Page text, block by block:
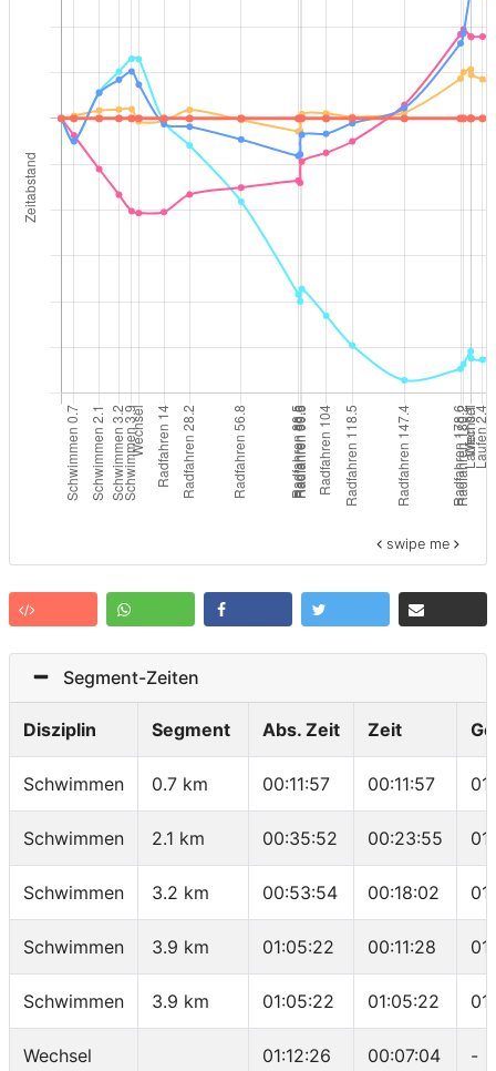
swipe me
Segment-Zeiten
Disziplin Segment Abs. Zeit Zeit
Schwimmen 0.7 km 00:11:57 00:11:57
Schwimmen 2.1 km 00:35:52 00:23:55
Schwimmen 3.2 km 00:53:54 00:18:02
Schwimmen 3.9 km 01:05:22 00:11:28
Schwimmen 3.9 km 01:05:22 01:05:22
Wechsel 01:12:26 00:07:04 -